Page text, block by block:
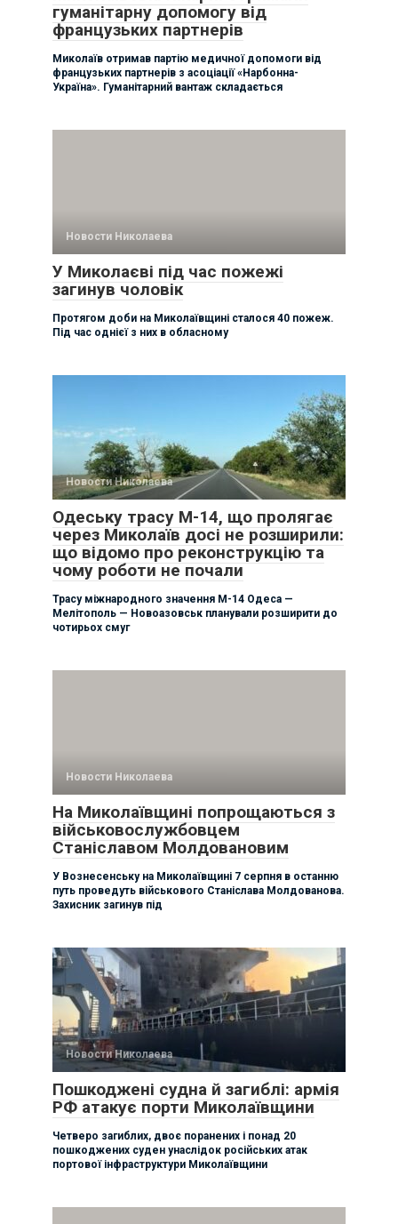
гуманітарну допомогу від
французьких партнерів
Миколаїв отримав партію медичної допомоги від
французьких партнерів з асоціації «Нарбонна-
Україна». Гуманітарний вантаж складається
Новости Николаева
У Миколаєві під час пожежі
загинув чоловік
Протягом доби на Миколаївщині сталося 40 пожеж.
Під час однієї з них в обласному
Новости Николаева
Одеську трасу М-14, що пролягає
через Миколаїв досі не розширили:
що відомо про реконструкцію та
чому роботи не почали
Трасу міжнародного значення М-14 Одеса —
Мелітополь — Новоазовськ планували розширити до
чотирьох смуг
Новости Николаева
На Миколаївщині попрощаються з
військовослужбовцем
Станіславом Молдовановим
У Вознесенську на Миколаївщині 7 серпня в останню
путь проведуть військового Станіслава Молдованова.
Захисник загинув під
Новости Николаева
Пошкоджені судна й загиблі: армія
РФ атакує порти Миколаївщини
Четверо загиблих, двоє поранених і понад 20
пошкоджених суден унаслідок російських атак
портової інфраструктури Миколаївщини